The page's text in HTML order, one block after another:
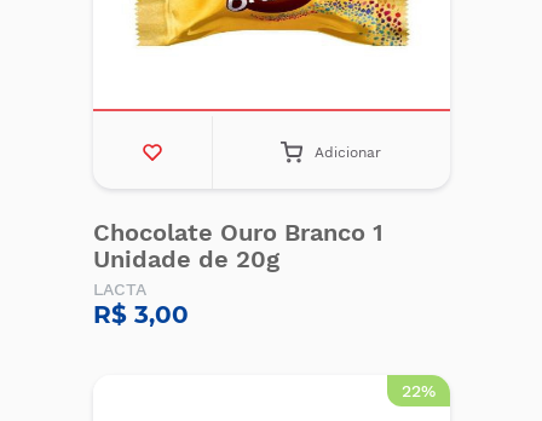
Adicionar
Chocolate Ouro Branco 1
Unidade de 20g
LACTA
R$ 3,00
22%